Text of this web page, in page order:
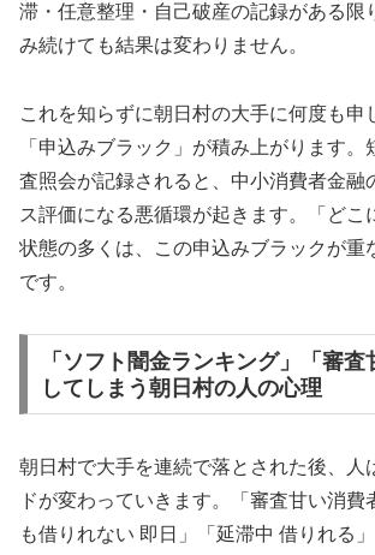
滞・任意整理・自己破産の記録がある限
み続けても結果は変わりません。
これを知らずに朝日村の大手に何度も申
「申込みブラック」が積み上がります。
査照会が記録されると、中小消費者金融
ス評価になる悪循環が起きます。「どこ
状態の多くは、この申込みブラックが重
です。
「ソフト闇金ランキング」「審
してしまう朝日村の人の心理
朝日村で大手を連続で落とされた後、人
ドが変わっていきます。「審査甘い消費
も借りれない 即日」「延滞中 借りれる